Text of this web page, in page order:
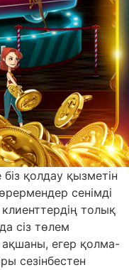
біз қолдау қызметін
сенімді
клиенттердің толық
сіз төлем
егер қолма-
сезінбестен